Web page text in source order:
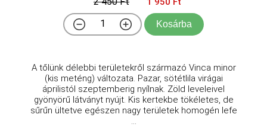
Kosárba
A tőlünk délebbi területekről származó Vinca minor
(kis meténg) változata. Pazar, sötétlila virágai
áprilistól szeptemberig nyílnak. Zöld leveleivel
gyönyörű látványt nyújt. Kis kertekbe tökéletes, de
sűrűn ültetve egészen nagy területek homogén lefe
...